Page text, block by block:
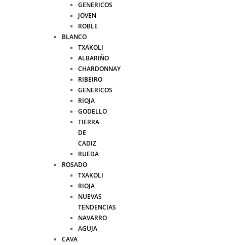
GENERICOS
JOVEN
ROBLE
BLANCO
TXAKOLI
ALBARIÑO
CHARDONNAY
RIBEIRO
GENERICOS
RIOJA
GODELLO
TIERRA
DE
CADIZ
RUEDA
ROSADO
TXAKOLI
RIOJA
NUEVAS
TENDENCIAS
NAVARRO
AGUJA
CAVA